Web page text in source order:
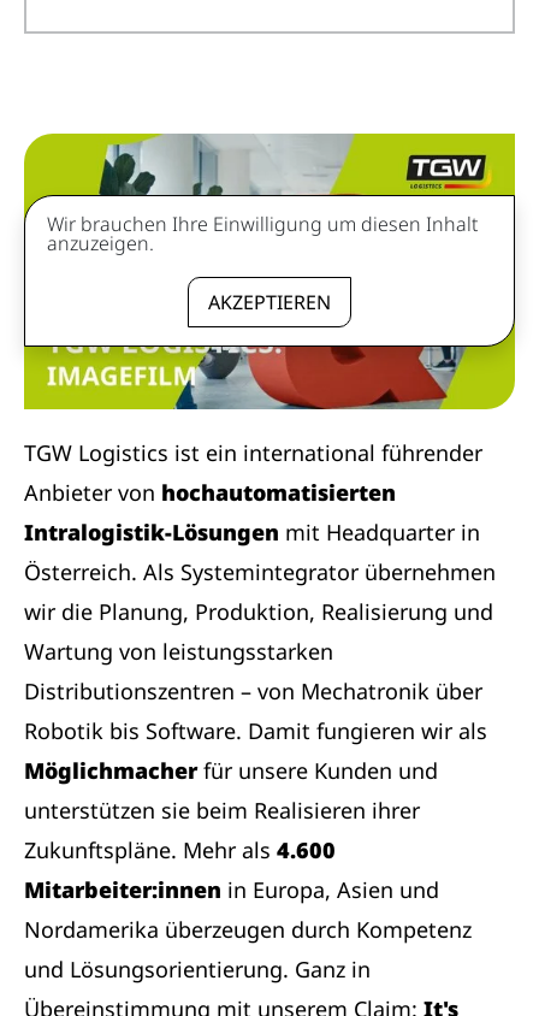
Wir brauchen Ihre Einwilligung um diesen Inhalt
anzuzeigen.
AKZEPTIEREN
TGW Logistics ist ein international führender
Anbieter von hochautomatisierten
Intralogistik-Lösungen mit Headquarter in
Österreich. Als Systemintegrator übernehmen
wir die Planung, Produktion, Realisierung und
Wartung von leistungsstarken
Distributionszentren – von Mechatronik über
Robotik bis Software. Damit fungieren wir als
Möglichmacherfür unsere Kunden und
unterstützen sie beim Realisieren ihrer
Zukunftspläne. Mehr als 4.600
Mitarbeiter:innen in Europa, Asien und
Nordamerika überzeugen durch Kompetenz
und Lösungsorientierung. Ganz in
Übereinstimmung mit unserem Claim: It's